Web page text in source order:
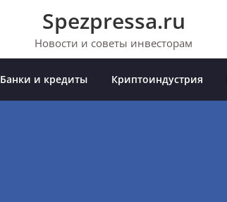
Spezpressa.ru
Новости и советы инвесторам
Банки и кредиты Криптоиндустрия